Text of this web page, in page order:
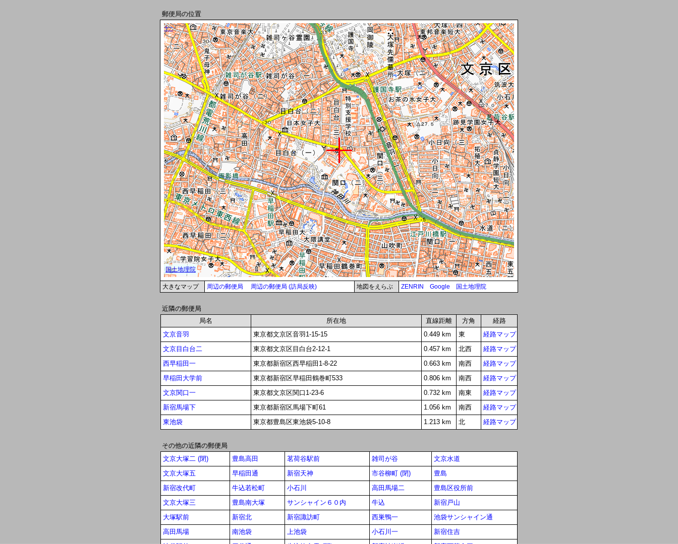
郵便局の位置
大きなマップ 周辺の郵便局 周辺の郵便局 (訪局反映) 地図をえらぶ ZENRIN Google 国土地理院
近隣の郵便局
局名
所在地 直線距離 方角
経路
文京音羽
東京都文京区音羽1-15-15 0.449 km 東
経路マップ
文京目白台二
東京都文京区目白台2-12-1 0.457 km 北西
経路マップ
西早稲田一
東京都新宿区西早稲田1-8-22 0.663 km 南西
経路マップ
早稲田大学前
東京都新宿区早稲田鶴巻町533 0.806 km 南西
経路マップ
文京関口一
東京都文京区関口1-23-6 0.732 km 南東
経路マップ
新宿馬場下
東京都新宿区馬場下町61 1.056 km 南西
経路マップ
東池袋
東京都豊島区東池袋5-10-8 1.213 km 北 経路マップ
その他の近隣の郵便局
文京大塚二 (閉)
豊島高田 茗荷谷駅前 雑司が谷
文京水道
文京大塚五
早稲田通 新宿天神 市谷柳町 (閉)
豊島
新宿改代町
牛込若松町 小石川 高田馬場二
豊島区役所前
文京大塚三
豊島南大塚 サンシャイン６０内 牛込
新宿戸山
大塚駅前
新宿北 新宿諏訪町 西巣鴨一
池袋サンシャイン通
高田馬場
南池袋 上池袋 小石川一
新宿住吉